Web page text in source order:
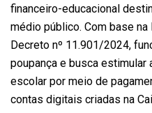
financeiro-educacional
médio público. Com base
Decreto nº 11.901/2024,
poupança e busca estimular
escolar por meio de
contas digitais criadas na